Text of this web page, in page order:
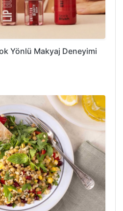
Yönlü Makyaj Deneyimi